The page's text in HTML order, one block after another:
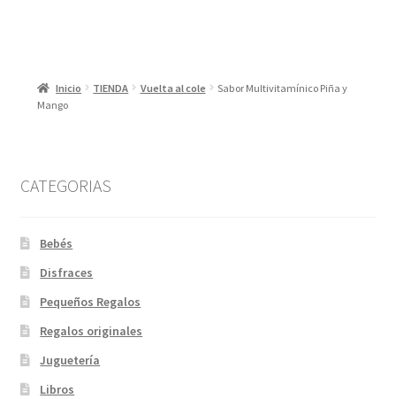
Inicio TIENDA Vuelta al cole
Sabor Multivitamínico Piña y
Mango
CATEGORIAS
Bebés
Disfraces
Pequeños Regalos
Regalos originales
Juguetería
Libros